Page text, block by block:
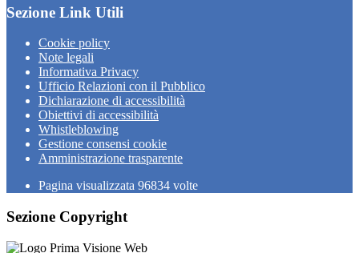
Sezione Link Utili
Cookie policy
Note legali
Informativa Privacy
Ufficio Relazioni con il Pubblico
Dichiarazione di accessibilità
Obiettivi di accessibilità
Whistleblowing
Gestione consensi cookie
Amministrazione trasparente
Pagina visualizzata 96834 volte
Sezione Copyright